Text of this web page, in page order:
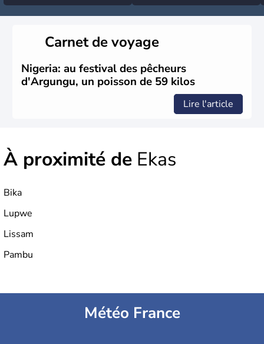
Carnet de voyage
Nigeria: au festival des pêcheurs
d'Argungu, un poisson de 59 kilos
Lire l'article
À proximité de Ekas
Bika
Lupwe
Lissam
Pambu
Météo France